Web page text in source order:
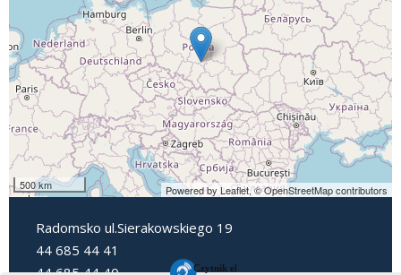
500 km Powered by Leaflet,© OpenStreetMap contributors
Radomsko ul.Sierakowskiego 19
44 685 44 41